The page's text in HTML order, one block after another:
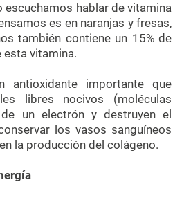
escuchamos hablar de vitamina
es en naranjas y fresas,
también contiene un 15% de
esta vitamina.
antioxidante importante que
libres nocivos (moléculas
un electrón y destruyen el
los vasos sanguíneos
la producción del colágeno.